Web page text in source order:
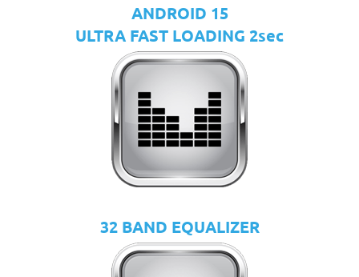
ANDROID 15
ULTRA FAST LOADING 2sec
32 BAND EQUALIZER